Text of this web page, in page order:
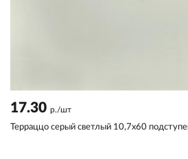
17.30 р./шт
Терраццо серый светлый 10,7x60